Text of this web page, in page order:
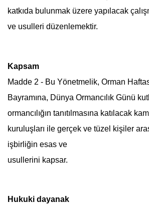
katkıda bulunmak üzere yapılacak
ve usulleri düzenlemektir.
Kapsam
Madde 2 - Bu Yönetmelik, Orman
Bayramına, Dünya Ormancılık Günü
ormancılığın tanıtılmasına katılacak
kuruluşları ile gerçek ve tüzel kişiler
işbirliğin esas ve
usullerini
Hukuki dayanak